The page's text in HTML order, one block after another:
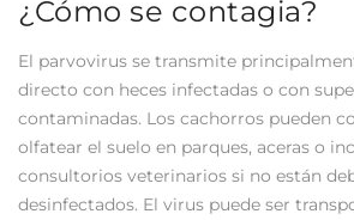
¿Cómo se contagia?
El parvovirus se transmite
directo con heces infectadas o con
contaminadas. Los cachorros pueden
olfatear el suelo en parques, aceras o
consultorios veterinarios si no están
desinfectados. El virus puede ser